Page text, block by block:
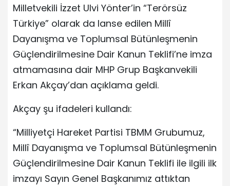
Milletvekili İzzet Ulvi Yönter’in “Terörsüz
Türkiye” olarak da lanse edilen Millî
Dayanışma ve Toplumsal Bütünleşmenin
Güçlendirilmesine Dair Kanun Teklifi’ne imza
atmamasına dair MHP Grup Başkanvekili
Erkan Akçay’dan açıklama geldi.
Akçay şu ifadeleri kullandı:
“Milliyetçi Hareket Partisi TBMM Grubumuz,
Millî Dayanışma ve Toplumsal Bütünleşmenin
Güçlendirilmesine Dair Kanun Teklifi ile ilgili ilk
imzayı Sayın Genel Başkanımız attıktan